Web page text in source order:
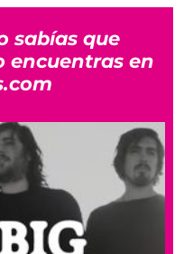
sabías que
encuentras en